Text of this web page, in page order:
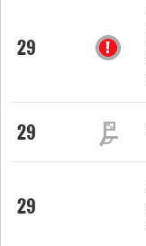
29
29
29